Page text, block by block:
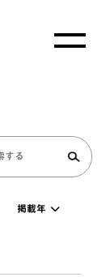
掲載年